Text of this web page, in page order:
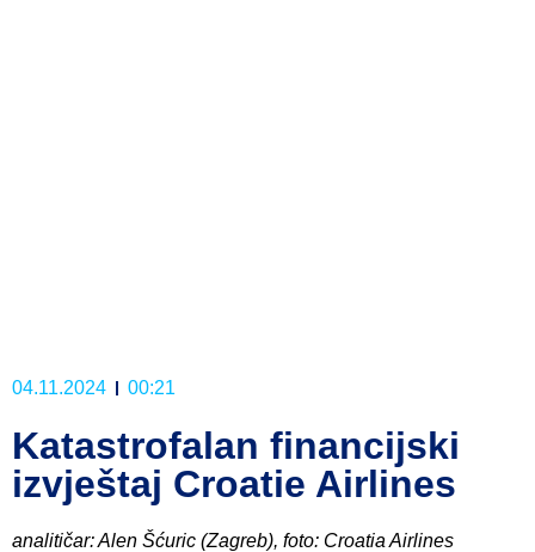
04.11.2024 00:21
Katastrofalan financijski
izvještaj Croatie Airlines
analitičar: Alen Šćuric (Zagreb), foto: Croatia Airlines